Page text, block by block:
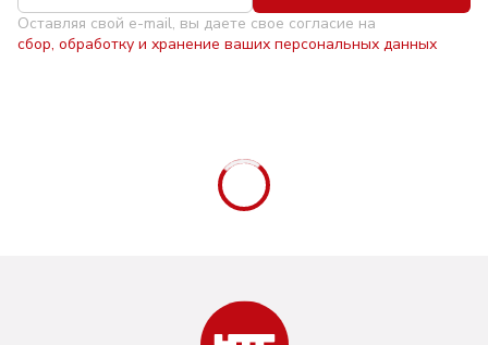
Оставляя свой e-mail, вы даете свое согласие на
сбор, обработку и хранение ваших персональных данных